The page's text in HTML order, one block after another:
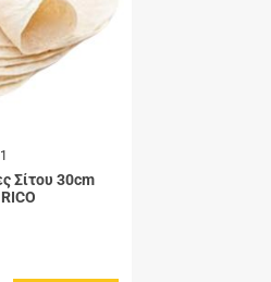
Σίτου 30cm